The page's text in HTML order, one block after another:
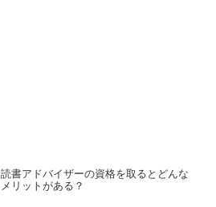
読書アドバイザーの資格を取るとどんな
メリットがある？